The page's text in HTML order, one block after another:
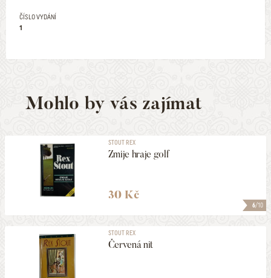
ČÍSLO VYDÁNÍ
1
Mohlo by vás zajímat
6/10
STOUT REX
Zmije hraje golf
30 Kč
STOUT REX
Červená nit